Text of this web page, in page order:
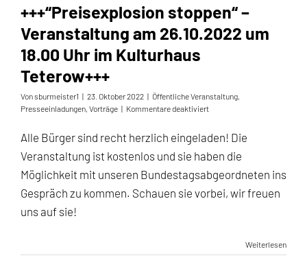
+++“Preisexplosion stoppen“ –
Veranstaltung am 26.10.2022 um
18.00 Uhr im Kulturhaus
Teterow+++
Vonsburmeister1 | 23. Oktober 2022 | Öffentliche Veranstaltung,
Presseeinladungen, Vorträge | Kommentare deaktiviertfür
stoppen“
–
Veranstaltung
26.10.2022
um
Teterow+++
Alle Bürger sind recht herzlich eingeladen! Die
Veranstaltung ist kostenlos und sie haben die
Möglichkeit mit unseren Bundestagsabgeordneten ins
Gespräch zu kommen. Schauen sie vorbei, wir freuen
uns auf sie!
Weiterlesen